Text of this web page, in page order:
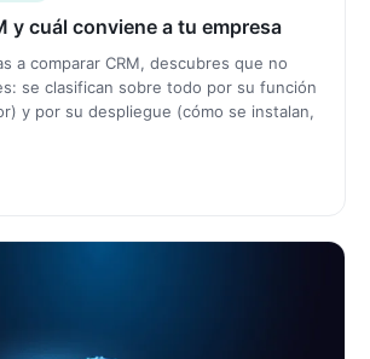
y cuál conviene a tu empresa
a comparar CRM, descubres que no
se clasifican sobre todo por su función
y por su despliegue (cómo se instalan,